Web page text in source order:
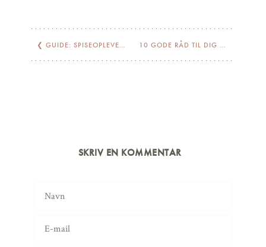
❮ GUIDE: SPISEOPLEVELSER, SHOPPING OG KULTUR I MALMØ 10 GODE RÅD TIL DIG DER HAR FÅET HUNDEHVALP
SKRIV EN KOMMENTAR